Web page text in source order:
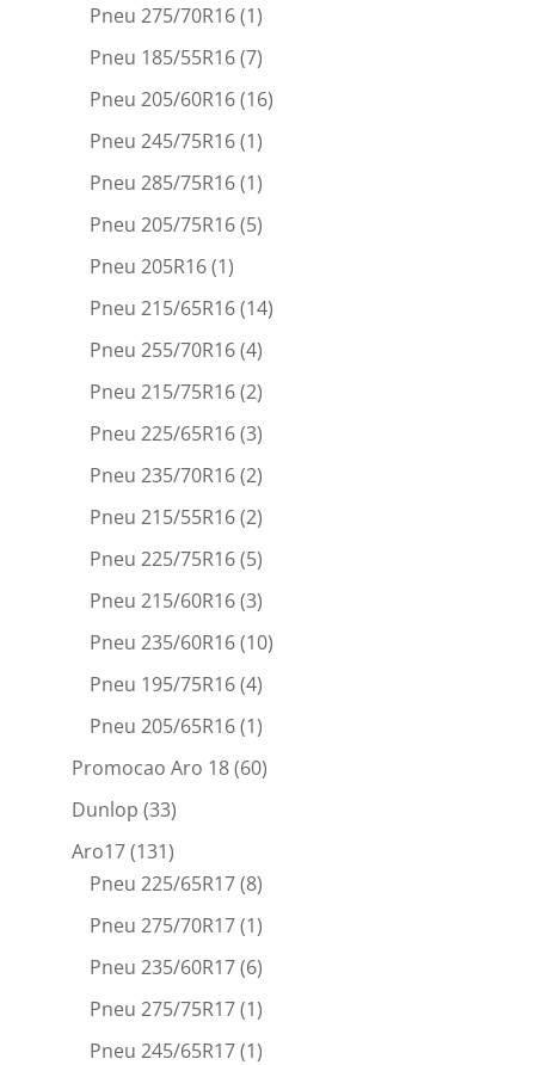
Pneu 275/70R16(1)
Pneu 185/55R16(7)
Pneu 205/60R16(16)
Pneu 245/75R16(1)
Pneu 285/75R16(1)
Pneu 205/75R16(5)
Pneu 205R16(1)
Pneu 215/65R16(14)
Pneu 255/70R16(4)
Pneu 215/75R16(2)
Pneu 225/65R16(3)
Pneu 235/70R16(2)
Pneu 215/55R16(2)
Pneu 225/75R16(5)
Pneu 215/60R16(3)
Pneu 235/60R16(10)
Pneu 195/75R16(4)
Pneu 205/65R16(1)
Promocao Aro 18(60)
Dunlop (33)
Aro17(131)
Pneu 225/65R17(8)
Pneu 275/70R17(1)
Pneu 235/60R17(6)
Pneu 275/75R17(1)
Pneu 245/65R17(1)